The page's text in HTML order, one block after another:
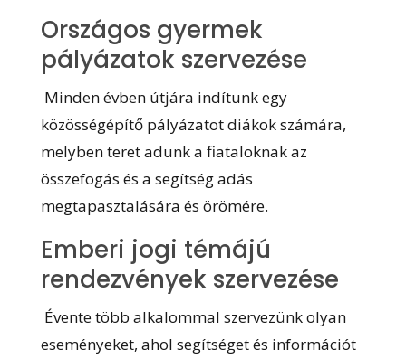
Országos gyermek
pályázatok szervezése
Minden évben útjára indítunk egy
közösségépítő pályázatot diákok számára,
melyben teret adunk a fiataloknak az
összefogás és a segítség adás
megtapasztalására és örömére.
Emberi jogi témájú
rendezvények szervezése
Évente több alkalommal szervezünk olyan
eseményeket, ahol segítséget és információt